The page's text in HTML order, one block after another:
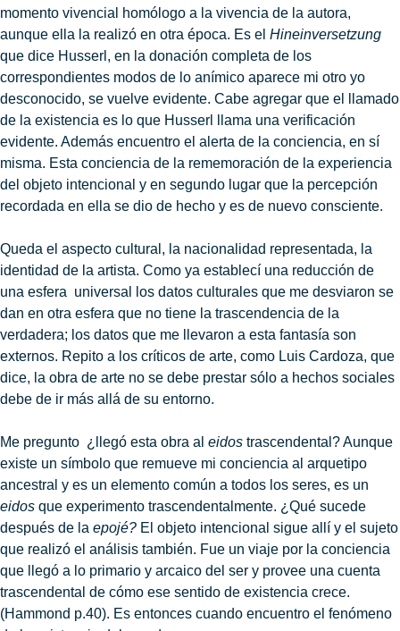
momento vivencial homólogo a la vivencia de la autora,
aunque ella la realizó en otra época. Es el Hineinversetzung
que dice Husserl, en la donación completa de los
correspondientes modos de lo anímico aparece mi otro yo
desconocido, se vuelve evidente. Cabe agregar que el llamado
de la existencia es lo que Husserl llama una verificación
evidente. Además encuentro el alerta de la conciencia, en sí
misma. Esta conciencia de la rememoración de la experiencia
del objeto intencional y en segundo lugar que la percepción
recordada en ella se dio de hecho y es de nuevo consciente.
Queda el aspecto cultural, la nacionalidad representada, la
identidad de la artista. Como ya establecí una reducción de
una esfera universal los datos culturales que me desviaron se
dan en otra esfera que no tiene la trascendencia de la
verdadera; los datos que me llevaron a esta fantasía son
externos. Repito a los críticos de arte, como Luis Cardoza, que
dice, la obra de arte no se debe prestar sólo a hechos sociales
debe de ir más allá de su entorno.
Me pregunto ¿llegó esta obra al eidos trascendental? Aunque
existe un símbolo que remueve mi conciencia al arquetipo
ancestral y es un elemento común a todos los seres, es un
eidos que experimento trascendentalmente. ¿Qué sucede
después de la epojé? El objeto intencional sigue allí y el sujeto
que realizó el análisis también. Fue un viaje por la conciencia
que llegó a lo primario y arcaico del ser y provee una cuenta
trascendental de cómo ese sentido de existencia crece.
(Hammond p.40). Es entonces cuando encuentro el fenómeno